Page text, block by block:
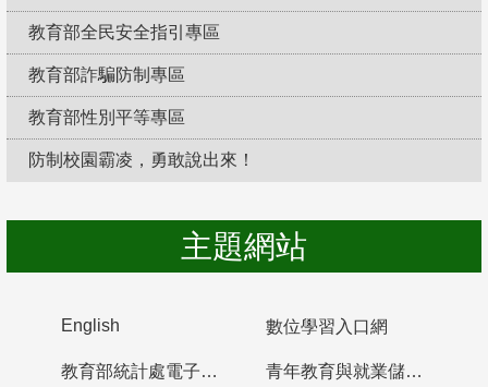
教育部全民安全指引專區
教育部詐騙防制專區
教育部性別平等專區
防制校園霸凌，勇敢說出來！
主題網站
English 數位學習入口網
教育部統計處電子書櫃 青年教育與就業儲蓄帳戶